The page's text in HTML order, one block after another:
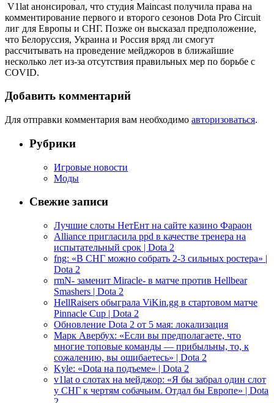
V1lat анонсировал, что студия Maincast получила права на
комментирование первого и второго сезонов Dota Pro Circuit
лиг для Европы и СНГ. Позже он высказал предположение,
что Белоруссия, Украина и Россия вряд ли смогут
рассчитывать на проведение мейджоров в ближайшие
несколько лет из-за отсутствия правильных мер по борьбе с
COVID.
Добавить комментарий
Для отправки комментария вам необходимо авторизоваться.
Рубрики
Игровые новости
Моды
Свежие записи
Лучшие слоты НетЕнт на сайте казино Фараон
Alliance пригласила ppd в качестве тренера на
испытательный срок | Dota 2
fng: «В СНГ можно собрать 2-3 сильных ростера» |
Dota 2
rmN- заменит Miracle- в матче против Hellbear
Smashers | Dota 2
HellRaisers обыграла ViKin.gg в стартовом матче
Pinnacle Cup | Dota 2
Обновление Dota 2 от 5 мая: локализация
Марк Авербух: «Если вы предполагаете, что
многие топовые команды — прибыльны, то, к
сожалению, вы ошибаетесь» | Dota 2
Kyle: «Dota на подъеме» | Dota 2
v1lat о слотах на мейджор: «Я бы забрал один слот
у СНГ к чертям собачьим. Отдал бы Европе» | Dota